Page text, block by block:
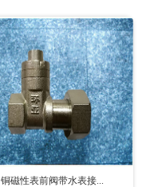
铜磁性表前阀带水表接...